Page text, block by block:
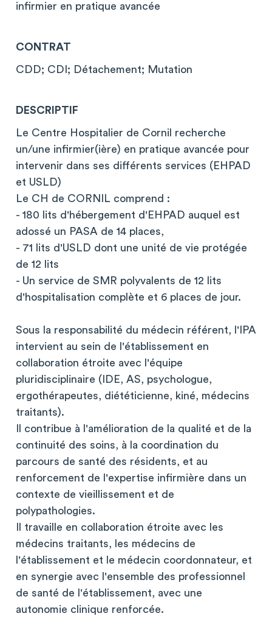
infirmier en pratique avancée
CONTRAT
CDD; CDI; Détachement; Mutation
DESCRIPTIF
Le Centre Hospitalier de Cornil recherche
un/une infirmier(ière) en pratique avancée pour
intervenir dans ses différents services (EHPAD
et USLD)
Le CH de CORNIL comprend :
- 180 lits d'hébergement d'EHPAD auquel est
adossé un PASA de 14 places,
- 71 lits d'USLD dont une unité de vie protégée
de 12 lits
- Un service de SMR polyvalents de 12 lits
d'hospitalisation complète et 6 places de jour.
Sous la responsabilité du médecin référent, l'IPA
intervient au sein de l'établissement en
collaboration étroite avec l'équipe
pluridisciplinaire (IDE, AS, psychologue,
ergothérapeutes, diététicienne, kiné, médecins
traitants).
Il contribue à l'amélioration de la qualité et de la
continuité des soins, à la coordination du
parcours de santé des résidents, et au
renforcement de l'expertise infirmière dans un
contexte de vieillissement et de
polypathologies.
Il travaille en collaboration étroite avec les
médecins traitants, les médecins de
l'établissement et le médecin coordonnateur, et
en synergie avec l'ensemble des professionnel
de santé de l'établissement, avec une
autonomie clinique renforcée.